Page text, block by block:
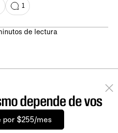
1
de lectura
depende de vos
por $255/mes